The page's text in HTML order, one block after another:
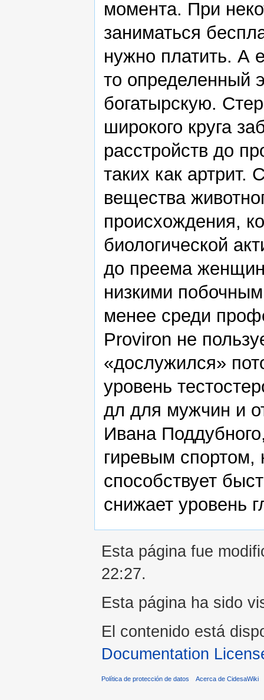
момента. При
заниматься
нужно платить. А
то определенный
богатырскую.
широкого круга
расстройств до
таких как артрит.
вещества
происхождения,
биологической
до преема
низкими
менее среди
Proviron не
«дослужился»
уровень
дл для мужчин и
Ивана
гиревым спортом,
способствует
снижает уровень
Esta página fue
22:27.
Esta página ha sido
El contenido está
Documentation
Política de protección de datos Acerca de CidesaWiki